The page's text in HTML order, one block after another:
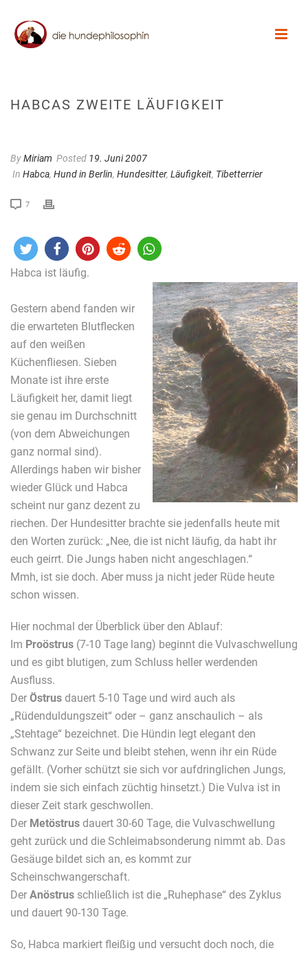
HABCAS ZWEITE LÄUFIGKEIT
ByMiriam Posted 19. Juni 2007
In Habca, Hund in Berlin, Hundesitter, Läufigkeit, Tibetterrier
7
Habca ist läufig.
Gestern abend fanden wir
die erwarteten Blutflecken
auf den weißen
Küchenfliesen. Sieben
Monate ist ihre erste
Läufigkeit her, damit liegt
sie genau im Durchschnitt
(von dem Abweichungen
ganz normal sind).
Allerdings haben wir bisher
wieder Glück und Habca
scheint nur ganz dezent zu
riechen. Der Hundesitter brachte sie jedenfalls heute mit
den Worten zurück: „Nee, die ist nicht läufig, da habt ihr
euch geirrt. Die Jungs haben nicht angeschlagen.“
Mmh, ist sie doch. Aber muss ja nicht jeder Rüde heute
schon wissen.
Hier nochmal der Überblick über den Ablauf:
Im Proöstrus (7-10 Tage lang) beginnt die Vulvaschwellung
und es gibt blutigen, zum Schluss heller werdenden
Ausfluss.
Der Östrus dauert 5-10 Tage und wird auch als
„Rüdenduldungszeit“ oder – ganz anschaulich – als
„Stehtage“ bezeichnet. Die Hündin legt elegant den
Schwanz zur Seite und bleibt stehen, wenn ihr ein Rüde
gefällt. (Vorher schützt sie sich vor aufdringlichen Jungs,
indem sie sich einfach züchtig hinsetzt.) Die Vulva ist in
dieser Zeit stark geschwollen.
Der Metöstrus dauert 30-60 Tage, die Vulvaschwellung
geht zurück und die Schleimabsonderung nimmt ab. Das
Gesäuge bildet sich an, es kommt zur
Scheinschwangerschaft.
Der Anöstrus schließlich ist die „Ruhephase“ des Zyklus
und dauert 90-130 Tage.
So, Habca markiert fleißig und versucht doch noch, die